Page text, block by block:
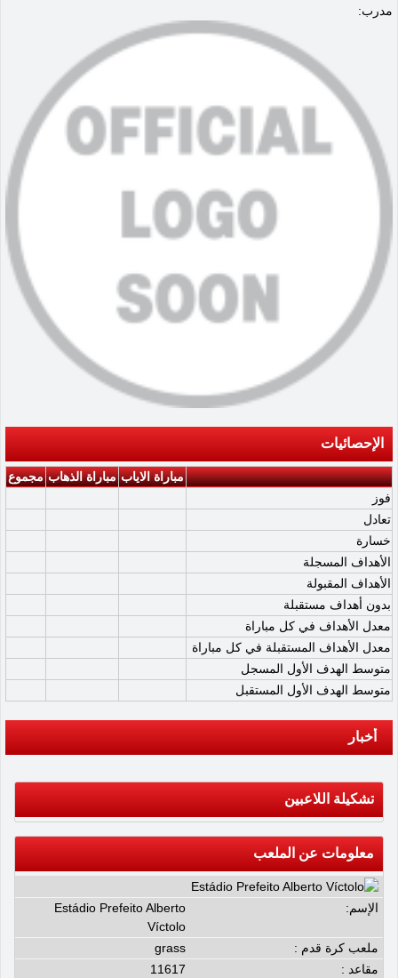
مدرب:
الإحصائيات
مباراة الاياب مباراة الذهاب مجموع
فوز
تعادل
خسارة
الأهداف المسجلة
الأهداف المقبولة
بدون أهداف مستقبلة
معدل الأهداف في كل مباراة
معدل الأهداف المستقبلة في كل مباراة
متوسط الهدف الأول المسجل
متوسط الهدف الأول المستقبل
أخبار
تشكيلة اللاعبين
معلومات عن الملعب
الإسم:
Estádio Prefeito Alberto
Víctolo
ملعب كرة قدم :
grass
مقاعد :
11617